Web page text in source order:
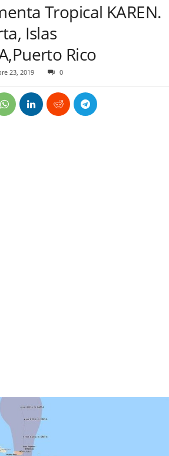
Tropical KAREN.
Islas
Rico
23, 2019 0